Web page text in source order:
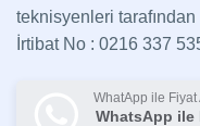
teknisyenleri
İrtibat No : 0216 337
WhatApp ile Fiyat
WhatsApp ile